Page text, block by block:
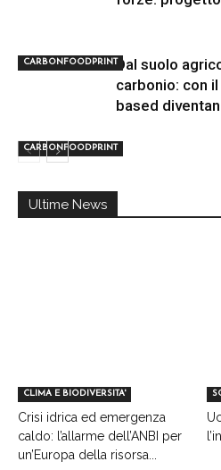
CARBONFOODPRINT
CARBONFOODPRINT
Dal suolo
carbonio: con
based
Ultime News
CLIMA E BIODIVERSITA'
Crisi idrica ed emergenza
caldo: l’allarme dell’ANBI per
un’Europa della risorsa...